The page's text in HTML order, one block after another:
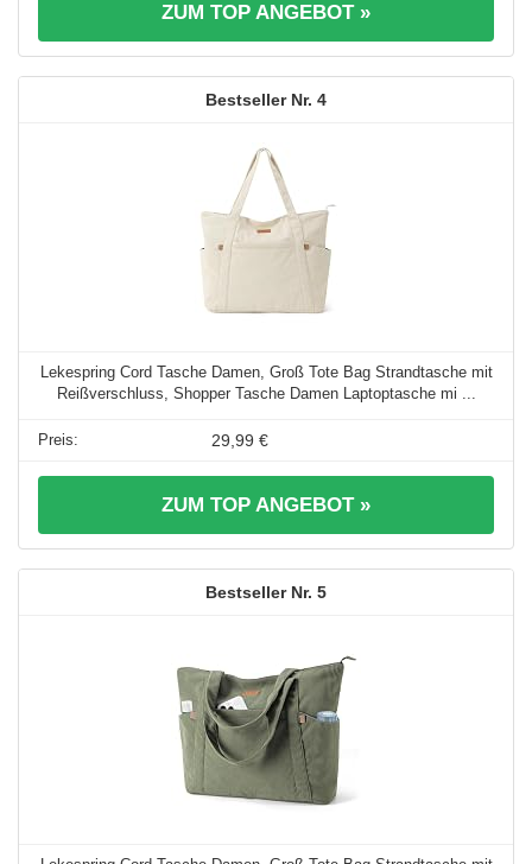
ZUM TOP ANGEBOT »
4
Lekespring Cord Tasche Damen, Groß Tote Bag Strandtasche mit
Reißverschluss, Shopper Tasche Damen Laptoptasche mi ...
29,99 €
ZUM TOP ANGEBOT »
5